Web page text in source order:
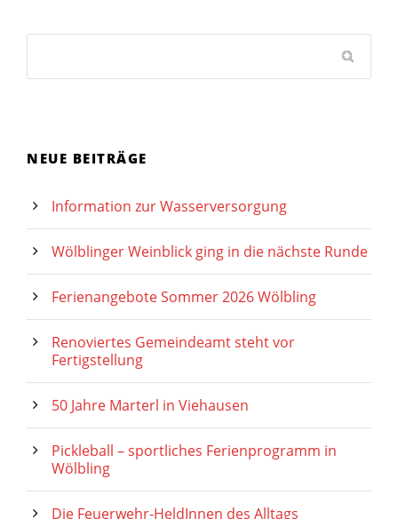
NEUE BEITRÄGE
Information zur Wasserversorgung
Wölblinger Weinblick ging in die nächste Runde
Ferienangebote Sommer 2026 Wölbling
Renoviertes Gemeindeamt steht vor
Fertigstellung
50 Jahre Marterl in Viehausen
Pickleball – sportliches Ferienprogramm in
Wölbling
Die Feuerwehr-HeldInnen des Alltags